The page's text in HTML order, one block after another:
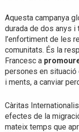
Aquesta campanya
durada de dos anys i
l’enfortiment de les
comunitats. És la
Francesc a
persones en situació
i ments, a canviar
Càritas
efectes de la
mateix temps que